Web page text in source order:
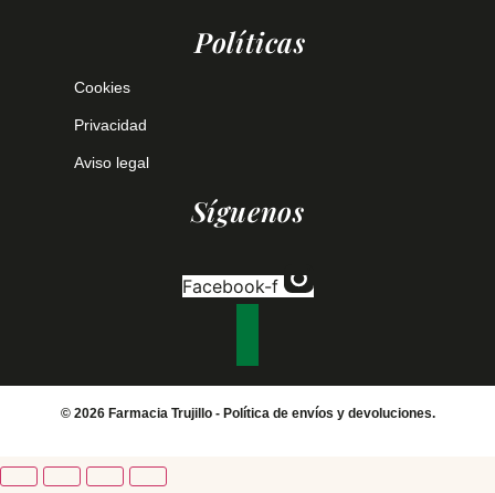
Políticas
Cookies
Privacidad
Aviso legal
Síguenos
Facebook-f
© 2026 Farmacia Trujillo - Política de envíos y devoluciones.